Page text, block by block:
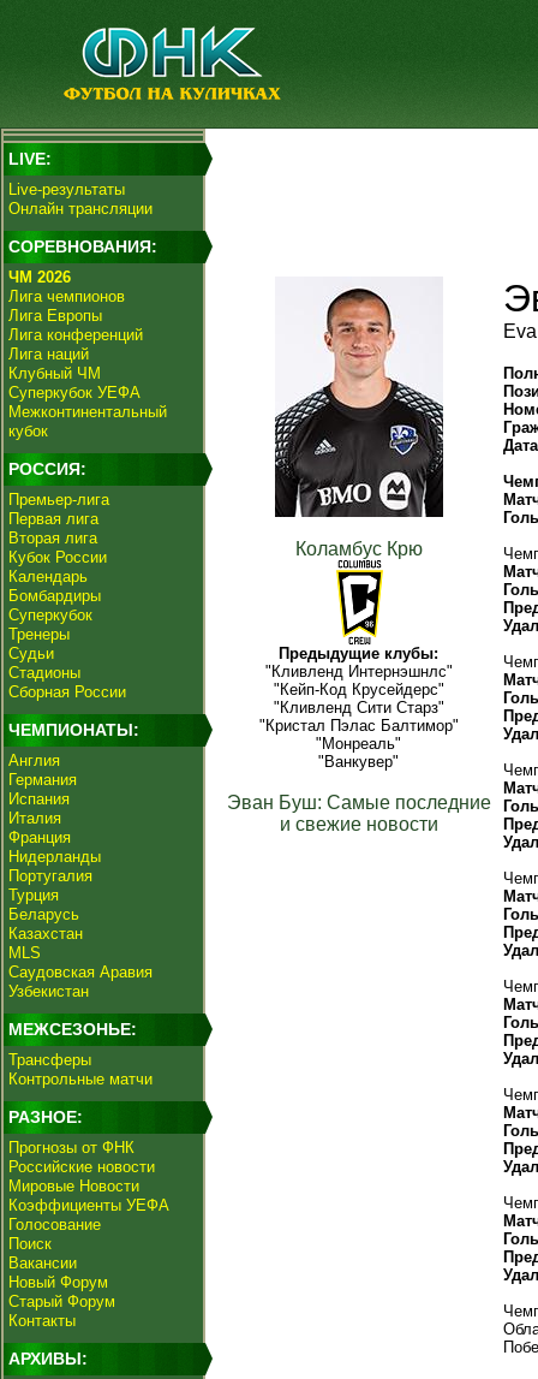
LIVE:
Live-результаты
Онлайн трансляции
СОРЕВНОВАНИЯ:
ЧМ 2026
Лига чемпионов
Лига Европы
Лига конференций
Лига наций
Клубный ЧМ
Суперкубок УЕФА
Межконтинентальный
кубок
РОССИЯ:
Премьер-лига
Первая лига
Вторая лига
Кубок России
Календарь
Бомбардиры
Суперкубок
Тренеры
Судьи
Стадионы
Сборная России
ЧЕМПИОНАТЫ:
Англия
Германия
Испания
Италия
Франция
Нидерланды
Португалия
Турция
Беларусь
Казахстан
MLS
Саудовская Аравия
Узбекистан
МЕЖСЕЗОНЬЕ:
Трансферы
Контрольные матчи
РАЗНОЕ:
Прогнозы от ФНК
Российские новости
Мировые Новости
Коэффициенты УЕФА
Голосование
Поиск
Вакансии
Новый Форум
Старый Форум
Контакты
АРХИВЫ:
Коламбус Крю
Предыдущие клубы:
"Кливленд Интернэшнлс"
"Кейп-Код Крусейдерс"
"Кливленд Сити Старз"
"Кристал Пэлас Балтимор"
"Монреаль"
"Ванкувер"
Эван Буш: Самые последние
и свежие новости